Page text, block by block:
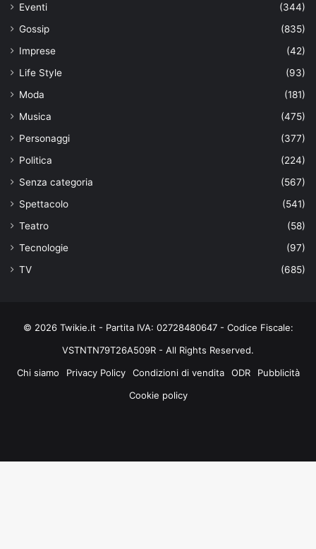
Eventi
(344)
Gossip
(835)
Imprese
(42)
Life Style
(93)
Moda
(181)
Musica
(475)
Personaggi
(377)
Politica
(224)
Senza categoria
(567)
Spettacolo
(541)
Teatro
(58)
Tecnologie
(97)
TV
(685)
© 2026 Twikie.it - Partita IVA: 02728480647 - Codice Fiscale:
VSTNTN79T26A509R - All Rights Reserved.
Chi siamo
Privacy Policy Condizioni di vendita ODR
Pubblicità
Cookie policy
Tube